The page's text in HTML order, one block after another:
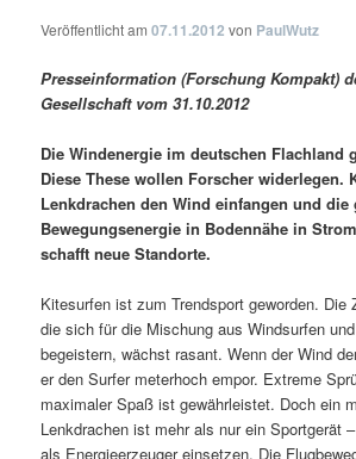
Veröffentlicht am07.11.2012 von PaulWutz
Presseinformation (Forschung Kompakt)
Gesellschaft vom 31.10.2012
Die Windenergie im deutschen Flachland
Diese These wollen Forscher widerlegen.
Lenkdrachen den Wind einfangen und die
Bewegungsenergie in Bodennähe in
schafft neue Standorte.
Kitesurfen ist zum Trendsport geworden. Die
die sich für die Mischung aus Windsurfen
begeistern, wächst rasant. Wenn der Wind
er den Surfer meterhoch empor. Extreme
maximaler Spaß ist gewährleistet. Doch ein
Lenkdrachen ist mehr als nur ein Sportgerät
als Energieerzeuger einsetzen. Die